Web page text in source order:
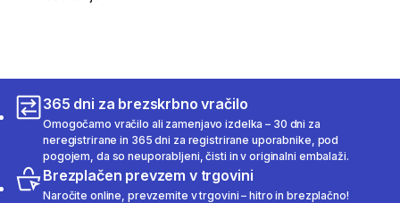
365 dni za brezskrbno vračilo
Omogočamo vračilo ali zamenjavo izdelka – 30 dni za
neregistrirane in 365 dni za registrirane uporabnike, pod
pogojem, da so neuporabljeni, čisti in v originalni embalaži.
Brezplačen prevzem v trgovini
Naročite online, prevzemite v trgovini – hitro in brezplačno!